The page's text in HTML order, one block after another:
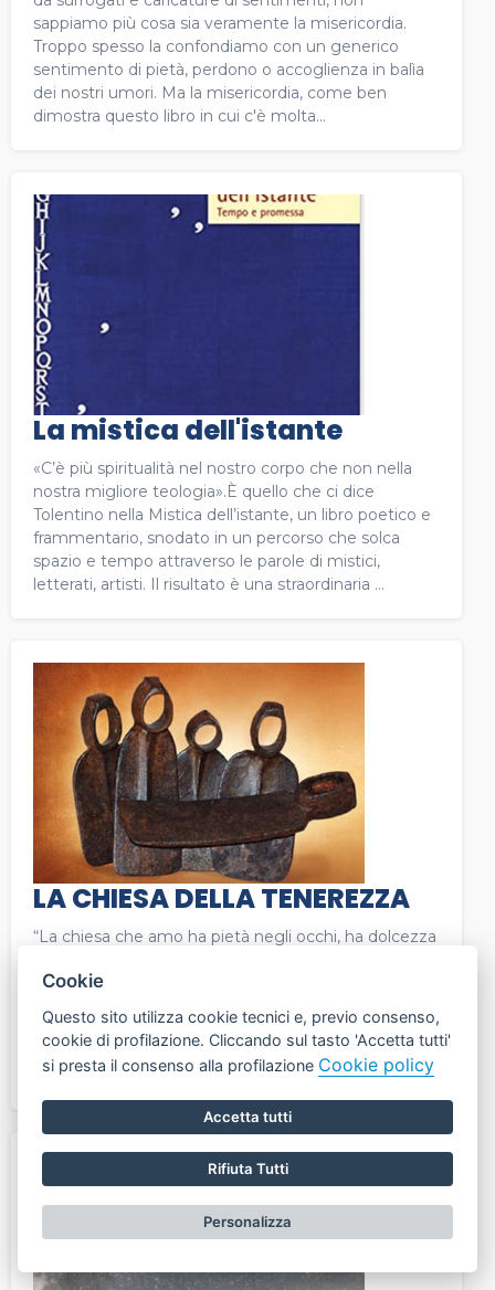
sappiamo più cosa sia veramente la misericordia.
Troppo spesso la confondiamo con un generico
sentimento di pietà, perdono o accoglienza in balìa
dei nostri umori. Ma la misericordia, come ben
dimostra questo libro in cui c'è molta...
La mistica dell'istante
«C’è più spiritualità nel nostro corpo che non nella
nostra migliore teologia».È quello che ci dice
Tolentino nella Mistica dell’istante, un libro poetico e
frammentario, snodato in un percorso che solca
spazio e tempo attraverso le parole di mistici,
letterati, artisti. Il risultato è una straordinaria ...
LA CHIESA DELLA TENEREZZA
“La chiesa che amo ha pietà negli occhi, ha dolcezza
si ferma e accarezza i volti”. E’ questo il sogno di don
Luigi Verdi, una chiesa umile e consapevole della
propria fragilità; una chiesa che respira e dona libertà;
una chiesa leggera e con lo sguardo innamorato.
Testo snell...
Cookie
Questo sito utilizza cookie tecnici e, previo consenso,
cookie di profilazione. Cliccando sul tasto 'Accetta tutti'
si presta il consenso alla profilazione Cookie policy
Accetta tutti
Rifiuta Tutti
Personalizza